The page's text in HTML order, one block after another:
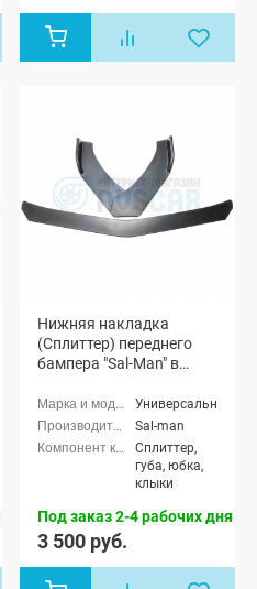
Нижняя накладка
(Сплиттер) переднего
бампера "Sal-Man" в
Универсальные
Sal-man
Сплиттер,
губа, юбка,
клыки
Под заказ 2-4 рабочих дня
3 500 руб.